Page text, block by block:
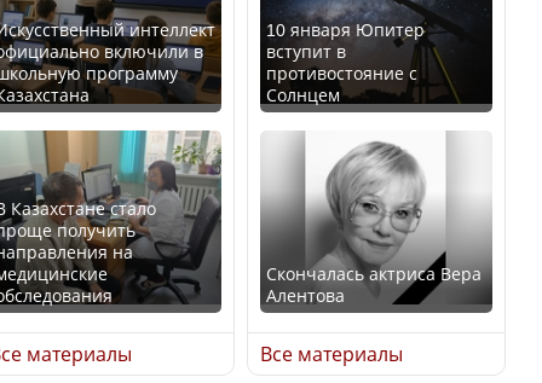
интеллект
включили в
программу
Казахстане стало
получить
на
материалы
10 января Юпитер
вступит в
противостояние с
Солнцем
Скончалась актриса Вера
Алентова
Все материалы